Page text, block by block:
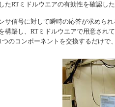
たRTミドルウエアの有効性を確認した
サ信号に対して瞬時の応答が求めら
構築し、RTミドルウエアで用意され
のコンポーネントを交換するだけで